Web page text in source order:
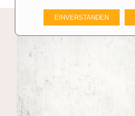
EINVERSTANDEN